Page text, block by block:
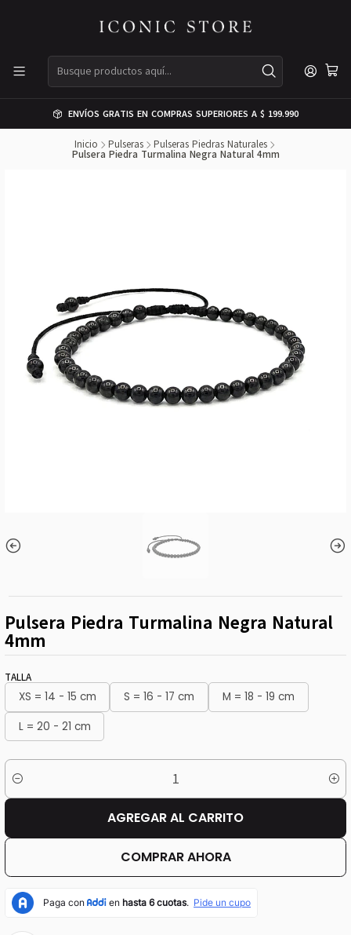
ENVÍOS GRATIS EN COMPRAS SUPERIORES A $ 199.990
Inicio Pulseras Pulseras Piedras Naturales
Pulsera Piedra Turmalina Negra Natural 4mm
Pulsera Piedra Turmalina Negra Natural
4mm
TALLA
XS = 14 - 15 cm S = 16 - 17 cm
M = 18 - 19 cm
L = 20 - 21 cm
Cantidad
AGREGAR AL CARRITO
COMPRAR AHORA